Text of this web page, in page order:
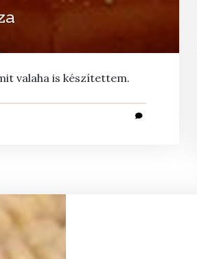
valaha is készítettem.